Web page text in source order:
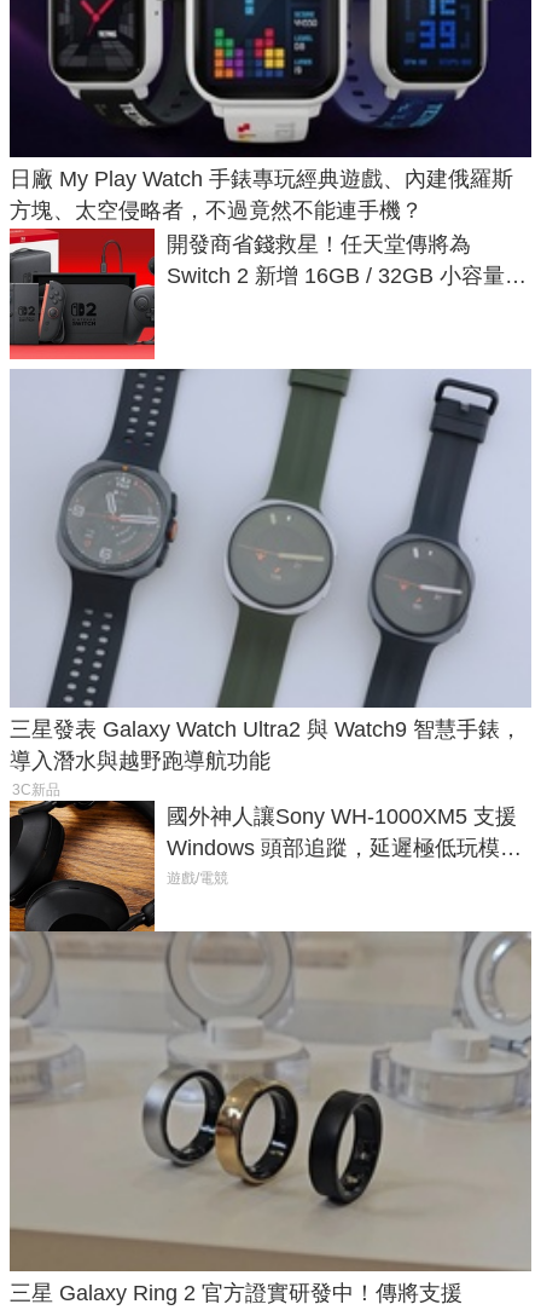
日廠 My Play Watch 手錶專玩經典遊戲、內建俄羅斯
方塊、太空侵略者，不過竟然不能連手機？
開發商省錢救星！任天堂傳將為
Switch 2 新增 16GB / 32GB 小容量遊
三星發表 Galaxy Watch Ultra2 與 Watch9 智慧手錶，
導入潛水與越野跑導航功能
3C新品
國外神人讓Sony WH-1000XM5 支援
Windows 頭部追蹤，延遲極低玩模擬
飛行超有感
遊戲/電競
三星 Galaxy Ring 2 官方證實研發中！傳將支援